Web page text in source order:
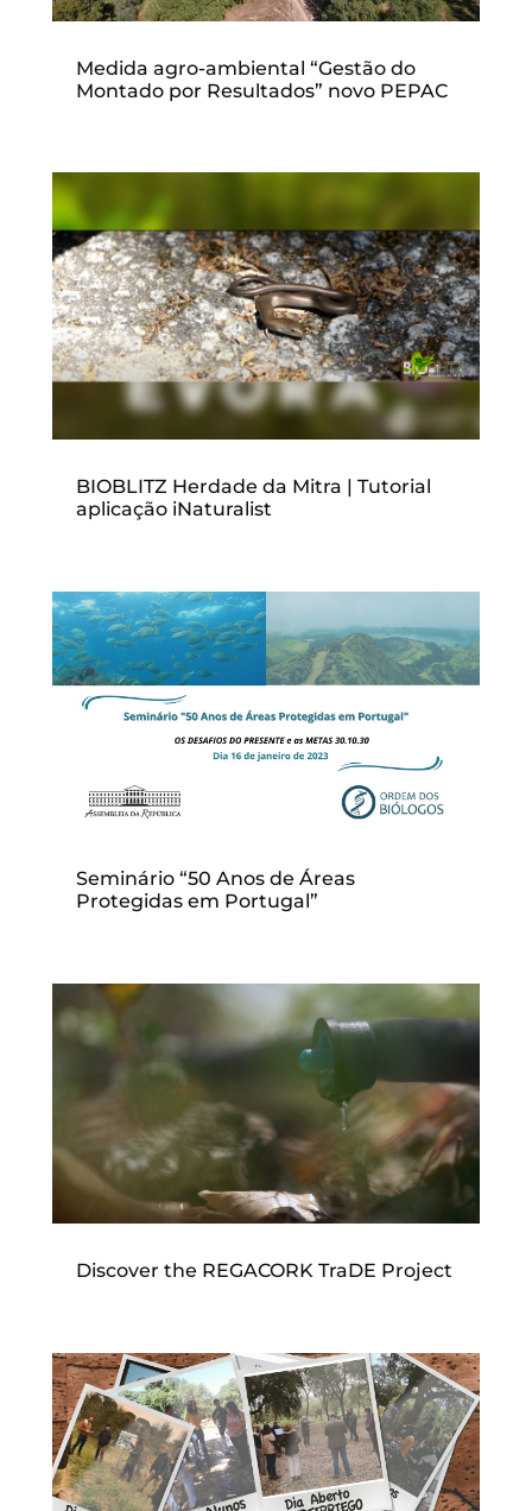
Medida agro-ambiental “Gestão do
Montado por Resultados” novo PEPAC
BIOBLITZ Herdade da Mitra | Tutorial
aplicação iNaturalist
Seminário “50 Anos de Áreas
Protegidas em Portugal”
Discover the REGACORK TraDE Project